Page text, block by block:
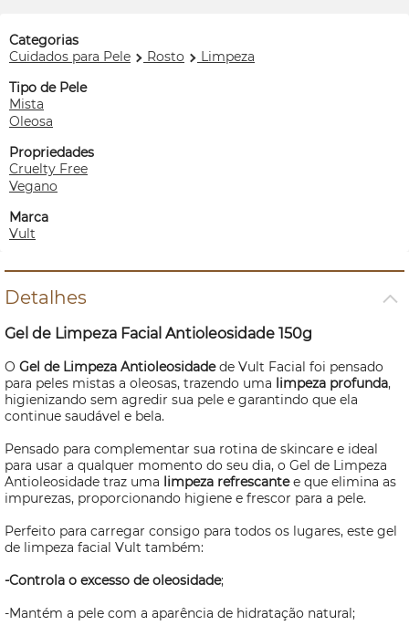
Categorias
Cuidados para Pele
Rosto
Limpeza
Tipo de Pele
Mista
Oleosa
Propriedades
Cruelty Free
Vegano
Marca
Vult
Detalhes
Gel de Limpeza Facial Antioleosidade 150g
O Gel de Limpeza Antioleosidadede Vult Facial foi pensado
para peles mistas a oleosas, trazendo uma limpeza profunda,
higienizando sem agredir sua pele e garantindo que ela
continue saudável e bela.
Pensado para complementar sua rotina de skincare e ideal
para usar a qualquer momento do seu dia, o Gel de Limpeza
Antioleosidade traz uma limpeza refrescantee que elimina as
impurezas, proporcionando higiene e frescor para a pele.
Perfeito para carregar consigo para todos os lugares, este gel
de limpeza facial Vult também:
-Controla o excesso de oleosidade;
-Mantém a pele com a aparência de hidratação natural;